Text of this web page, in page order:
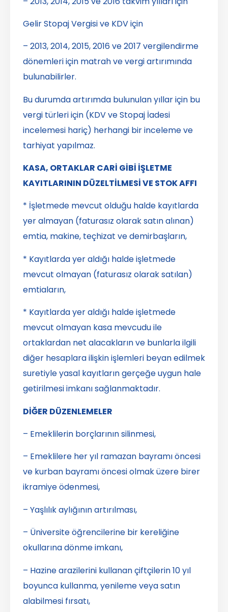
Gelir Stopaj Vergisi ve KDV için
– 2013, 2014, 2015, 2016 ve 2017 vergilendirme
dönemleri için matrah ve vergi artırımında
bulunabilirler.
Bu durumda artırımda bulunulan yıllar için bu
vergi türleri için (KDV ve Stopaj İadesi
incelemesi hariç) herhangi bir inceleme ve
tarhiyat yapılmaz.
KASA, ORTAKLAR CARİ GİBİ İŞLETME
KAYITLARININ DÜZELTİLMESİ VE STOK AFFI
* İşletmede mevcut olduğu halde kayıtlarda
yer almayan (faturasız olarak satın alınan)
emtia, makine, teçhizat ve demirbaşların,
* Kayıtlarda yer aldığı halde işletmede
mevcut olmayan (faturasız olarak satılan)
emtiaların,
* Kayıtlarda yer aldığı halde işletmede
mevcut olmayan kasa mevcudu ile
ortaklardan net alacakların ve bunlarla ilgili
diğer hesaplara ilişkin işlemleri beyan edilmek
suretiyle yasal kayıtların gerçeğe uygun hale
getirilmesi imkanı sağlanmaktadır.
DİĞER DÜZENLEMELER
– Emeklilerin borçlarının silinmesi,
– Emeklilere her yıl ramazan bayramı öncesi
ve kurban bayramı öncesi olmak üzere birer
ikramiye ödenmesi,
– Yaşlılık aylığının artırılması,
– Üniversite öğrencilerine bir kereliğine
okullarına dönme imkanı,
– Hazine arazilerini kullanan çiftçilerin 10 yıl
boyunca kullanma, yenileme veya satın
alabilmesi fırsatı,